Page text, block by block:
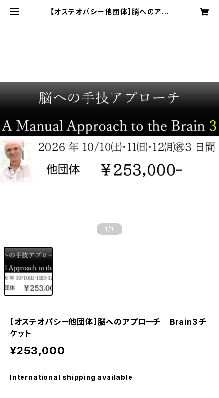
【オステオパシー他団体】脳へのアプ
1 /1
【オステオパシー他団体】脳へのアプローチ Brain3 チ
ケット
¥253,000
International shipping available